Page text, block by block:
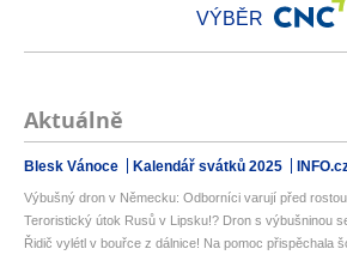
VÝBĚR
Aktuálně
Blesk Vánoce Kalendář svátků 2025
Výbušný dron v Německu: Odborníci varují před
Teroristický útok Rusů v Lipsku!? Dron s výbušninou se
Řidič vylétl v bouřce z dálnice! Na pomoc přispěchala